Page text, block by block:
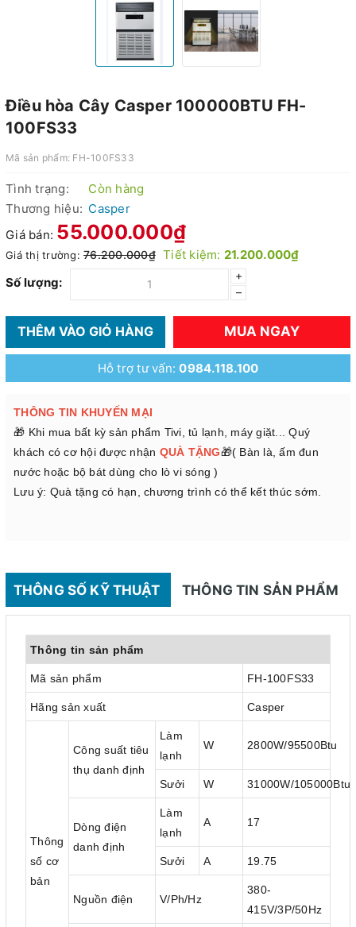
Điều hòa Cây Casper 100000BTU FH-
100FS33
Mã sản phẩm: FH-100FS33
Tình trạng:
Còn hàng
Thương hiệu: Casper
Giá bán: 55.000.000₫
Giá thị trường: 76.200.000₫ Tiết kiệm: 21.200.000₫
Số lượng:
+
–
THÊM VÀO GIỎ HÀNG MUA NGAY
Hỗ trợ tư vấn:0984.118.100
THÔNG TIN KHUYẾN MẠI
🎁 Khi mua bất kỳ sản phẩm Tivi, tủ lạnh, máy giặt... Quý
khách có cơ hội được nhận QUÀ TẶNG🎁( Bàn là, ấm đun
nước hoặc bộ bát dùng cho lò vi sóng )
Lưu ý: Quà tặng có hạn, chương trình có thể kết thúc sớm.
THÔNG SỐ KỸ THUẬT THÔNG TIN SẢN PHẨM
Thông tin sản phẩm
Mã sản phẩm FH-100FS33
Hãng sản xuất Casper
Thông
số cơ
bản
Công suất tiêu
thụ danh định
Làm
lạnh
W 2800W/95500Btu
Sưởi W 31000W/105000Btu
Dòng điện
danh định
Làm
lạnh
A 17
Sưởi A 19.75
Nguồn điện V/Ph/Hz
380-
415V/3P/50Hz